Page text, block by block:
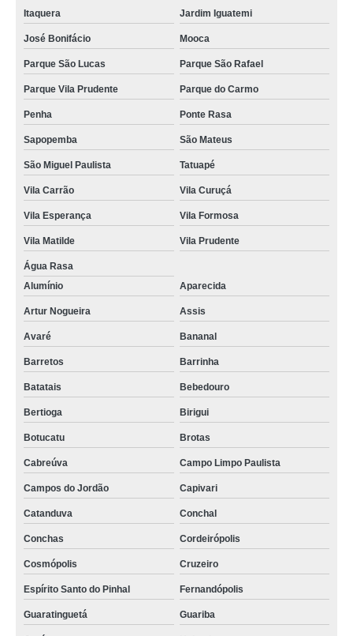
Itaquera Jardim Iguatemi
José Bonifácio Mooca
Parque São Lucas Parque São Rafael
Parque Vila Prudente Parque do Carmo
Penha Ponte Rasa
Sapopemba São Mateus
São Miguel Paulista Tatuapé
Vila Carrão Vila Curuçá
Vila Esperança Vila Formosa
Vila Matilde Vila Prudente
Água Rasa
Alumínio
Aparecida
Artur Nogueira Assis
Avaré Bananal
Barretos Barrinha
Batatais Bebedouro
Bertioga Birigui
Botucatu Brotas
Cabreúva Campo Limpo Paulista
Campos do Jordão Capivari
Catanduva Conchal
Conchas Cordeirópolis
Cosmópolis Cruzeiro
Espírito Santo do Pinhal Fernandópolis
Guaratinguetá Guariba